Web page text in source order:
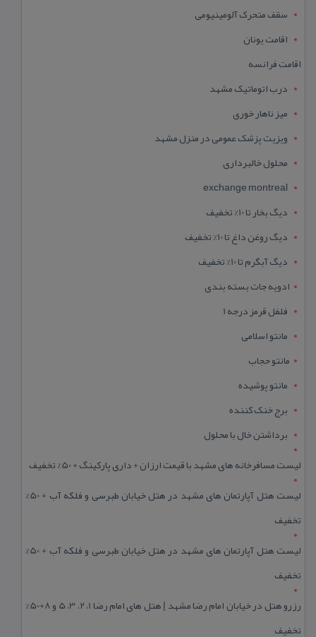
سقف متحرک آلومینیومی
اقامت یونان
اقامت فرانسه
درب اتوماتیک مشهد
میز ناهار خوری
ویزیت پزشک عمومی در منزل مشهد
محلول خالبرداری
exchange montreal
دیگ بخار تا 10% تخفیف
دیگ روغن داغ تا 10% تخفیف
دیگ آبگرم تا 10% تخفیف
ادویه جات بسته بندی
فلفل قرمز درجه 1
مانتو اسلامی
مانتو حجاب
مانتو پوشیده
برج خنک کننده
برداشتن خال با محلول
لیست مسافرخانه های مشهد با قیمت ارزان + داری پارکینگ + 50% تخفیف
لیست هتل آپارتمان های مشهد در هتل خیابان طبرسی و فلکه آب + 50%
تخفیف
لیست هتل آپارتمان های مشهد در هتل خیابان طبرسی و فلکه آب + 50%
تخفیف
رزرو هتل در خیابان امام رضا مشهد | هتل‌ های امام رضا 1، 2، 3، 5 و 8+50%
تخفیف